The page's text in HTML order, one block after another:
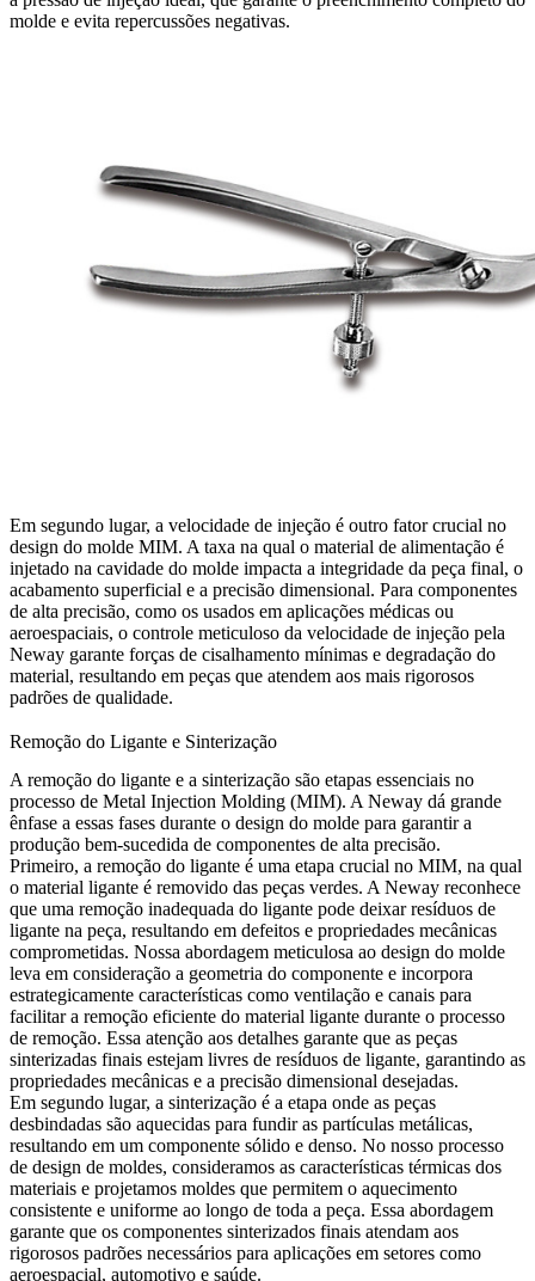
molde e evita repercussões negativas.
Em segundo lugar, a velocidade de injeção é outro fator crucial no
design do molde MIM. A taxa na qual o material de alimentação é
injetado na cavidade do molde impacta a integridade da peça final, o
acabamento superficial e a precisão dimensional. Para componentes
de alta precisão, como os usados em aplicações médicas ou
aeroespaciais, o controle meticuloso da velocidade de injeção pela
Neway garante forças de cisalhamento mínimas e degradação do
material, resultando em peças que atendem aos mais rigorosos
padrões de qualidade.
Remoção do Ligante e Sinterização
A remoção do ligante e a sinterização são etapas essenciais no
processo de Metal Injection Molding (MIM). A Neway dá grande
ênfase a essas fases durante o design do molde para garantir a
produção bem-sucedida de componentes de alta precisão.
Primeiro, a remoção do ligante é uma etapa crucial no MIM, na qual
o material ligante é removido das peças verdes. A Neway reconhece
que uma remoção inadequada do ligante pode deixar resíduos de
ligante na peça, resultando em defeitos e propriedades mecânicas
comprometidas. Nossa abordagem meticulosa ao design do molde
leva em consideração a geometria do componente e incorpora
estrategicamente características como ventilação e canais para
facilitar a remoção eficiente do material ligante durante o processo
de remoção. Essa atenção aos detalhes garante que as peças
sinterizadas finais estejam livres de resíduos de ligante, garantindo as
propriedades mecânicas e a precisão dimensional desejadas.
Em segundo lugar, a sinterização é a etapa onde as peças
desbindadas são aquecidas para fundir as partículas metálicas,
resultando em um componente sólido e denso. No nosso processo
de design de moldes, consideramos as características térmicas dos
materiais e projetamos moldes que permitem o aquecimento
consistente e uniforme ao longo de toda a peça. Essa abordagem
garante que os componentes sinterizados finais atendam aos
rigorosos padrões necessários para aplicações em setores como
aeroespacial, automotivo e saúde.